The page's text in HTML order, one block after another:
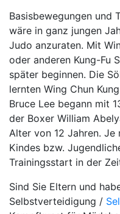
Basisbewegungen und
wäre in ganz jungen
Judo anzuraten. Mit
oder anderen Kung-Fu
später beginnen. Die
lernten Wing Chun
Bruce Lee begann mit
der Boxer William
Alter von 12 Jahren.
Kindes bzw.
Trainingsstart in der
Sind Sie Eltern und
Selbstverteidigung /